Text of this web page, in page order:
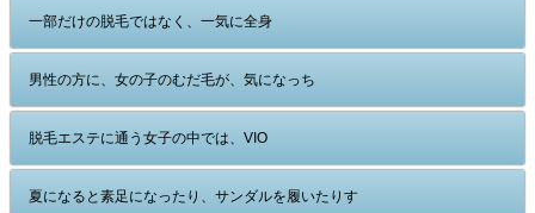
一部だけの脱毛ではなく、一気に全身
男性の方に、女の子のむだ毛が、気になっち
脱毛エステに通う女子の中では、VIO
夏になると素足になったり、サンダルを履いたりす